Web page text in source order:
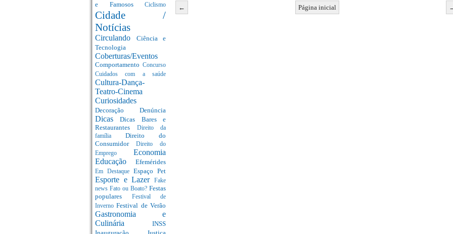
e Famosos Ciclismo
Cidade /
Notícias
Circulando Ciência e
Tecnologia
Coberturas/Eventos
Comportamento Concurso
Cuidados com a saúde
Cultura-Dança-
Teatro-Cinema
Curiosidades
Decoração Denúncia
DicasDicas Bares e
Restaurantes
Direito da
família Direito do
Consumidor Direito do
Emprego Economia
Educação Efemérides
Em Destaque Espaço Pet
Esporte e Lazer
Fake
news Fato ou Boato? Festas
populares
Festival de
InvernoFestival de Verão
Gastronomia e
Culinária INSS
← Página inicial